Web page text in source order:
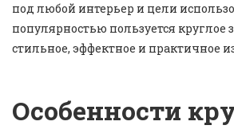
под любой интерьер и цели
популярностью пользуется круглое
стильное, эффектное и практичное
Особенности